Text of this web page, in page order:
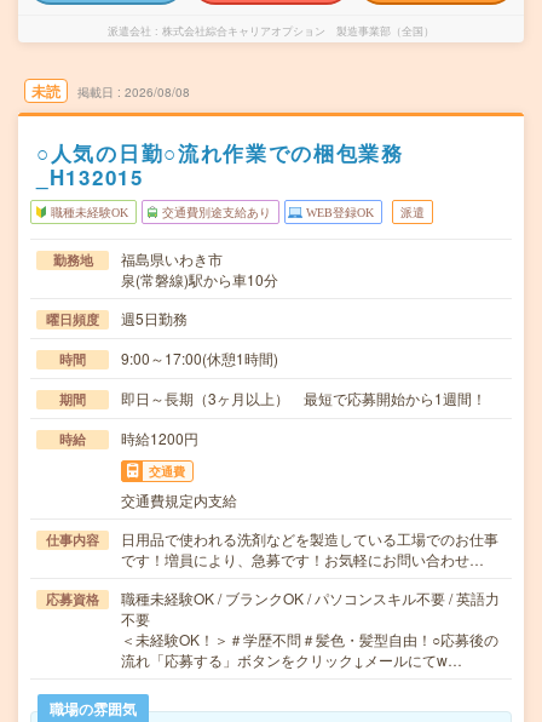
派遣会社 株式会社綜合キャリアオプション 製造事業部（全国）
未読 掲載日 2026/08/08
○人気の日勤○流れ作業での梱包業務
_H132015
職種未経験OK 交通費別途支給あり WEB登録OK 派遣
勤務地
福島県いわき市
泉(常磐線)駅から車10分
曜日頻度 週5日勤務
時間 9:00～17:00(休憩1時間)
期間 即日～長期（3ヶ月以上） 最短で応募開始から1週間！
時給 時給1200円
交通費
交通費規定内支給
仕事内容
日用品で使われる洗剤などを製造している工場でのお仕事
です！増員により、急募です！お気軽にお問い合わせ…
応募資格
職種未経験OK / ブランクOK / パソコンスキル不要 / 英語力
不要
＜未経験OK！＞＃学歴不問＃髪色・髪型自由！○応募後の
流れ「応募する」ボタンをクリック↓メールにてw…
職場の雰囲気